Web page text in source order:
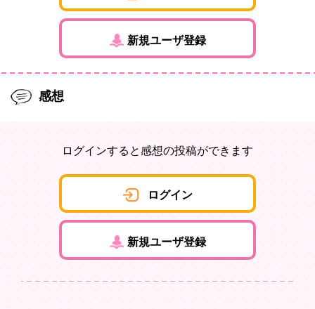
新規ユーザ登録
感想
ログインすると感想の投稿ができます
ログイン
新規ユーザ登録